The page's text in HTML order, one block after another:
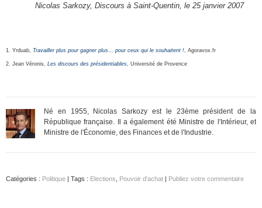
Nicolas Sarkozy, Discours à Saint-Quentin, le 25 janvier 2007
1. Yrduab, Travailler plus pour gagner plus… pour ceux qui le souhaitent ! , Agoravox.fr
2. Jean Véronis, Les discours des présidentiables , Université de Provence
Né en 1955, Nicolas Sarkozy est le 23ème président de la
République française. Il a également été Ministre de l'Intérieur, et
Ministre de l'Économie, des Finances et de l'Industrie.
Catégories : Politique | Tags : Elections Pouvoir d'achat | Publiez votre commentaire